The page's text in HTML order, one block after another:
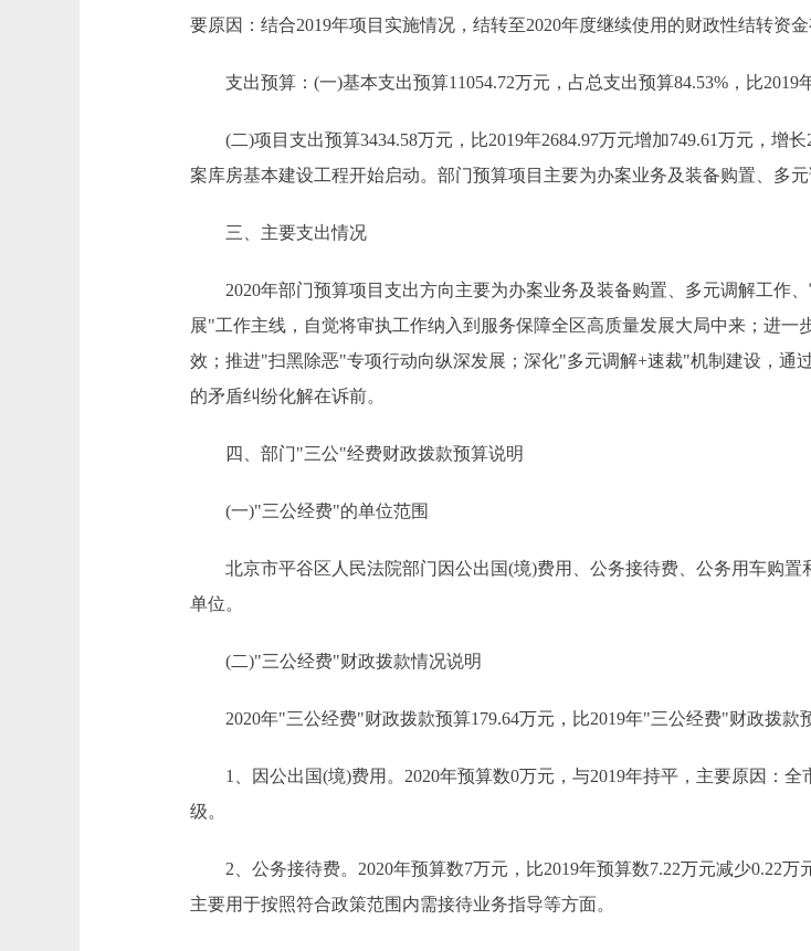
要原因：结合2019年项目实施情况，结转至2020年度继续使用的财政性结转资金
支出预算：(一)基本支出预算11054.72万元，占总支出预算84.53%，比2019年
(二)项目支出预算3434.58万元，比2019年2684.97万元增加749.61万元，增
案库房基本建设工程开始启动。部门预算项目主要为办案业务及装备购置、多
三、主要支出情况
2020年部门预算项目支出方向主要为办案业务及装备购置、多元调解工作
展"工作主线，自觉将审执工作纳入到服务保障全区高质量发展大局中来；进
效；推进"扫黑除恶"专项行动向纵深发展；深化"多元调解+速裁"机制建设，通
的矛盾纠纷化解在诉前。
四、部门"三公"经费财政拨款预算说明
(一)"三公经费"的单位范围
北京市平谷区人民法院部门因公出国(境)费用、公务接待费、公务用车购置
单位。
(二)"三公经费"财政拨款情况说明
2020年"三公经费"财政拨款预算179.64万元，比2019年"三公经费"财政拨款
1、因公出国(境)费用。2020年预算数0万元，与2019年持平，主要原因：全
级。
2、公务接待费。2020年预算数7万元，比2019年预算数7.22万元减少0.22万
主要用于按照符合政策范围内需接待业务指导等方面。